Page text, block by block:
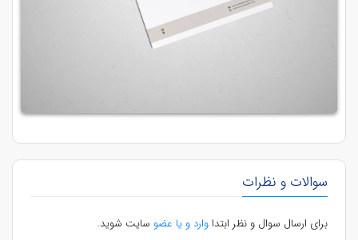
سوالات و نظرات
برای ارسال سوال و نظر ابتداوارد و یا عضو سایت شوید.